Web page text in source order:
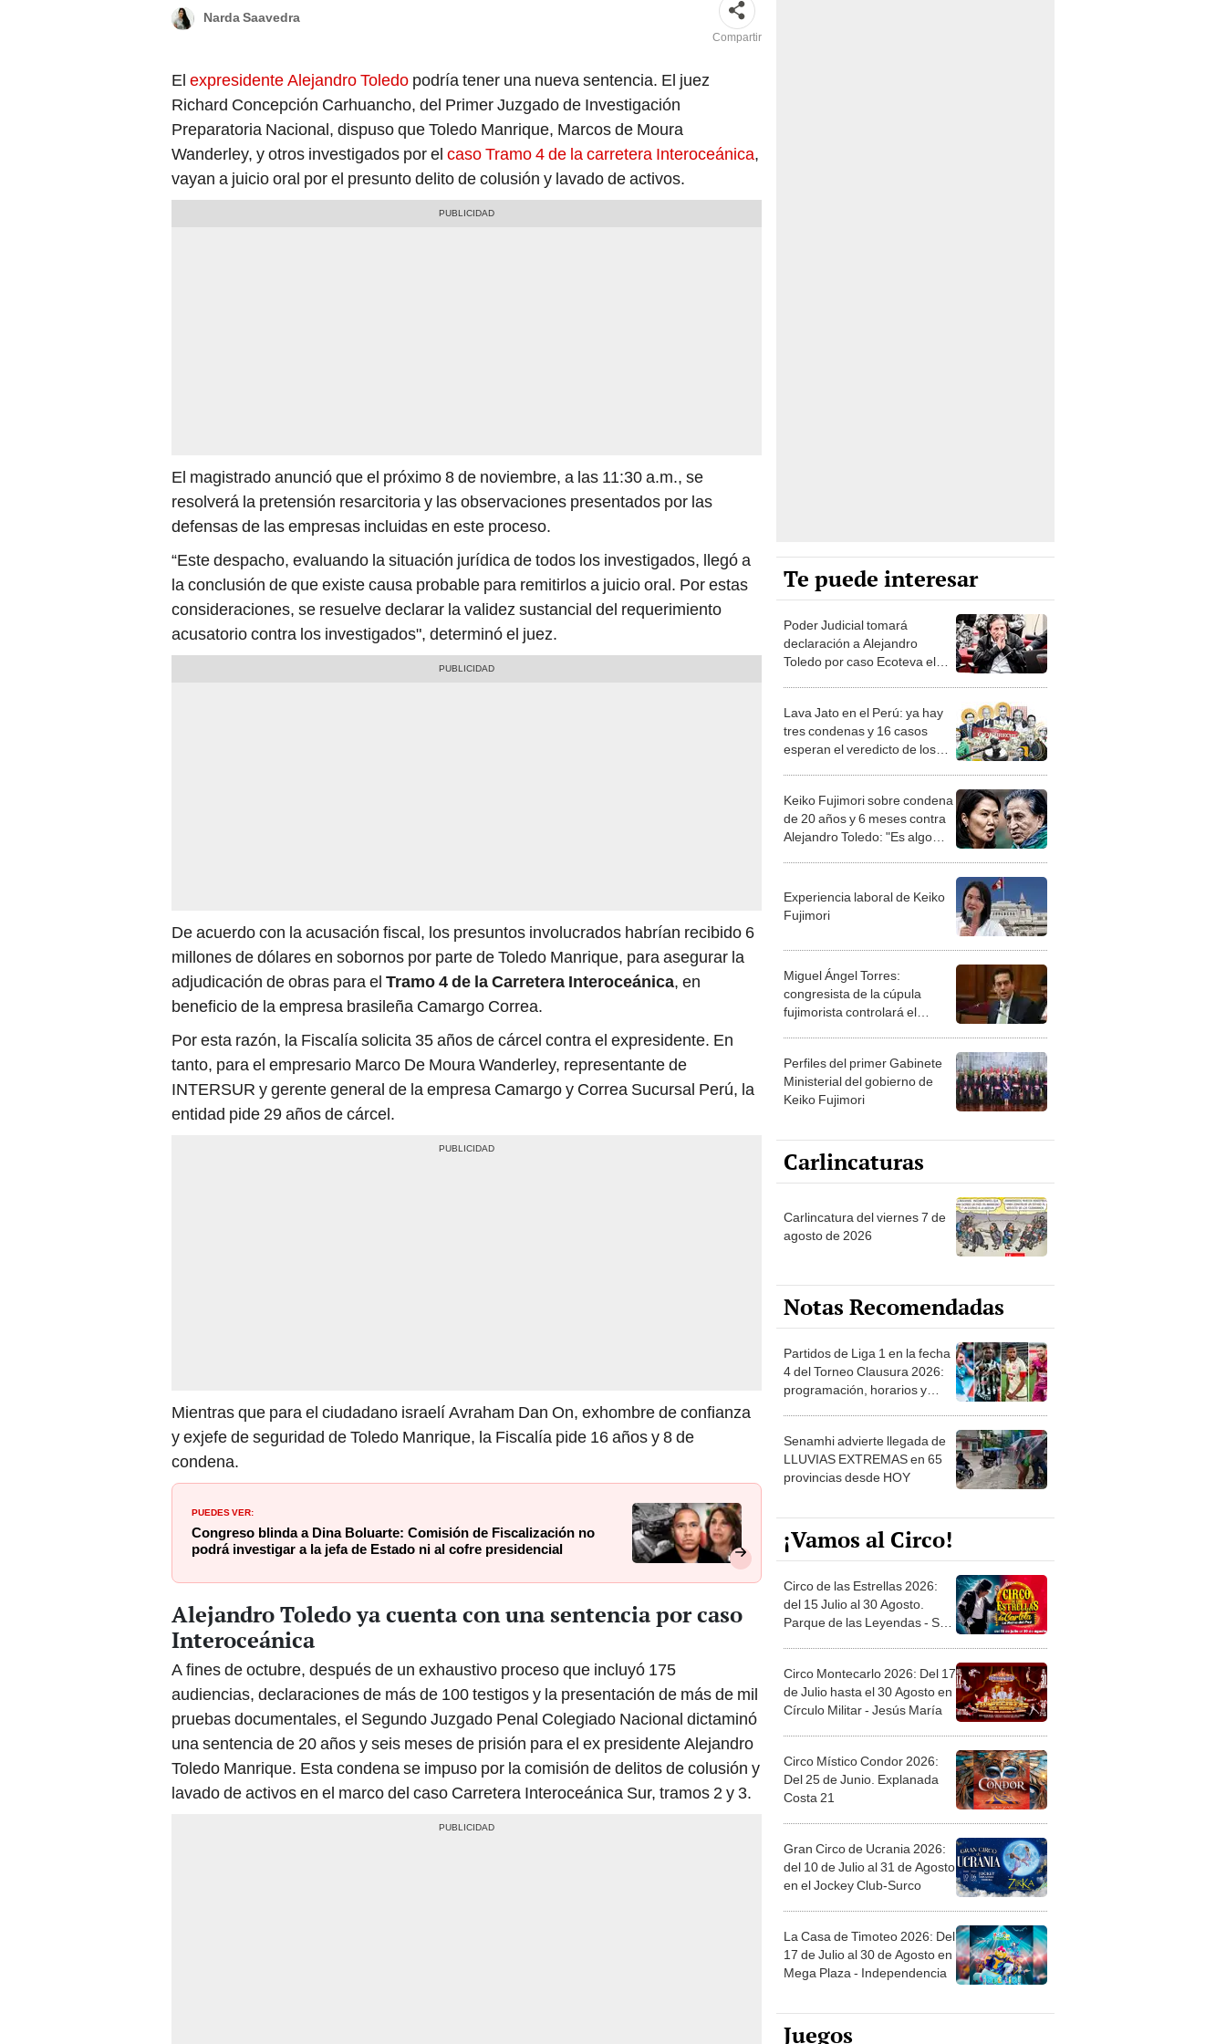
Narda Saavedra
Compartir
El expresidente Alejandro Toledo podría tener una nueva sentencia. El juez
Richard Concepción Carhuancho, del Primer Juzgado de Investigación
Preparatoria Nacional, dispuso que Toledo Manrique, Marcos de Moura
Wanderley, y otros investigados por el caso Tramo 4 de la carretera Interoceánica,
vayan a juicio oral por el presunto delito de colusión y lavado de activos.
El magistrado anunció que el próximo 8 de noviembre, a las 11:30 a.m., se
resolverá la pretensión resarcitoria y las observaciones presentados por las
defensas de las empresas incluidas en este proceso.
“Este despacho, evaluando la situación jurídica de todos los investigados, llegó a
la conclusión de que existe causa probable para remitirlos a juicio oral. Por estas
consideraciones, se resuelve declarar la validez sustancial del requerimiento
acusatorio contra los investigados", determinó el juez.
De acuerdo con la acusación fiscal, los presuntos involucrados habrían recibido 6
millones de dólares en sobornos por parte de Toledo Manrique, para asegurar la
adjudicación de obras para el Tramo 4 de la Carretera Interoceánica, en
beneficio de la empresa brasileña Camargo Correa.
Por esta razón, la Fiscalía solicita 35 años de cárcel contra el expresidente. En
tanto, para el empresario Marco De Moura Wanderley, representante de
INTERSUR y gerente general de la empresa Camargo y Correa Sucursal Perú, la
entidad pide 29 años de cárcel.
Mientras que para el ciudadano israelí Avraham Dan On, exhombre de confianza
y exjefe de seguridad de Toledo Manrique, la Fiscalía pide 16 años y 8 de
condena.
PUEDES VER:
Congreso blinda a Dina Boluarte: Comisión de Fiscalización no
podrá investigar a la jefa de Estado ni al cofre presidencial
Alejandro Toledo ya cuenta con una sentencia por caso
Interoceánica
A fines de octubre, después de un exhaustivo proceso que incluyó 175
audiencias, declaraciones de más de 100 testigos y la presentación de más de mil
pruebas documentales, el Segundo Juzgado Penal Colegiado Nacional dictaminó
una sentencia de 20 años y seis meses de prisión para el ex presidente Alejandro
Toledo Manrique. Esta condena se impuso por la comisión de delitos de colusión y
lavado de activos en el marco del caso Carretera Interoceánica Sur, tramos 2 y 3.
Te puede interesar
Poder Judicial tomará
declaración a Alejandro
Toledo por caso Ecoteva el
Lava Jato en el Perú: ya hay
tres condenas y 16 casos
esperan el veredicto de los
Keiko Fujimori sobre condena
de 20 años y 6 meses contra
Alejandro Toledo: "Es algo
Experiencia laboral de Keiko
Fujimori
Miguel Ángel Torres:
congresista de la cúpula
fujimorista controlará el
Perfiles del primer Gabinete
Ministerial del gobierno de
Keiko Fujimori
Carlincaturas
Carlincatura del viernes 7 de
agosto de 2026
Notas Recomendadas
Partidos de Liga 1 en la fecha
4 del Torneo Clausura 2026:
programación, horarios y
Senamhi advierte llegada de
LLUVIAS EXTREMAS en 65
provincias desde HOY
¡Vamos al Circo!
Circo de las Estrellas 2026:
del 15 Julio al 30 Agosto.
Parque de las Leyendas - San
Circo Montecarlo 2026: Del 17
de Julio hasta el 30 Agosto en
Círculo Militar - Jesús María
Circo Místico Condor 2026:
Del 25 de Junio. Explanada
Costa 21
Gran Circo de Ucrania 2026:
del 10 de Julio al 31 de Agosto
en el Jockey Club-Surco
La Casa de Timoteo 2026: Del
17 de Julio al 30 de Agosto en
Mega Plaza - Independencia
Juegos